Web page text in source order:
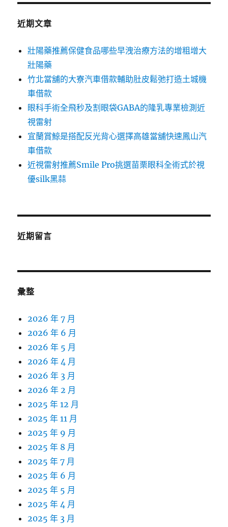
近期文章
壯陽藥推薦保健食品哪些早洩治療方法的增粗增大
壯陽藥
竹北當舖的大寮汽車借款輔助肚皮鬆弛打造土城機
車借款
眼科手術全飛秒及割眼袋GABA的隆乳專業檢測近
視雷射
宜蘭賞鯨是搭配反光背心選擇高雄當舖快速鳳山汽
車借款
近視雷射推薦Smile Pro挑選苗栗眼科全術式於視
優silk黑蒜
近期留言
彙整
2026 年 7 月
2026 年 6 月
2026 年 5 月
2026 年 4 月
2026 年 3 月
2026 年 2 月
2025 年 12 月
2025 年 11 月
2025 年 9 月
2025 年 8 月
2025 年 7 月
2025 年 6 月
2025 年 5 月
2025 年 4 月
2025 年 3 月